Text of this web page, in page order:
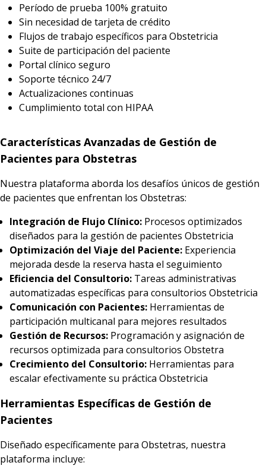
Período de prueba 100% gratuito
Sin necesidad de tarjeta de crédito
Flujos de trabajo específicos para Obstetricia
Suite de participación del paciente
Portal clínico seguro
Soporte técnico 24/7
Actualizaciones continuas
Cumplimiento total con HIPAA
Características Avanzadas de Gestión de
Pacientes para Obstetras
Nuestra plataforma aborda los desafíos únicos de gestión
de pacientes que enfrentan los Obstetras:
Integración de Flujo Clínico: Procesos optimizados
diseñados para la gestión de pacientes Obstetricia
Optimización del Viaje del Paciente: Experiencia
mejorada desde la reserva hasta el seguimiento
Eficiencia del Consultorio: Tareas administrativas
automatizadas específicas para consultorios Obstetricia
Comunicación con Pacientes: Herramientas de
participación multicanal para mejores resultados
Gestión de Recursos: Programación y asignación de
recursos optimizada para consultorios Obstetra
Crecimiento del Consultorio: Herramientas para
escalar efectivamente su práctica Obstetricia
Herramientas Específicas de Gestión de
Pacientes
Diseñado específicamente para Obstetras, nuestra
plataforma incluye: